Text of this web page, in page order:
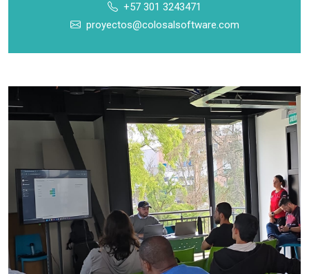
+57 301 3243471
proyectos@colosalsoftware.com